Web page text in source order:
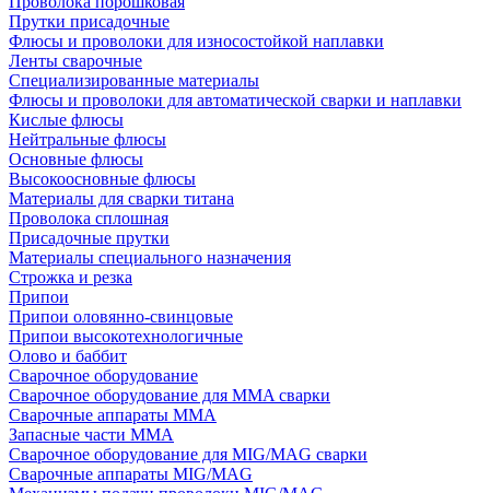
Прутки присадочные
Флюсы и проволоки для износостойкой наплавки
Ленты сварочные
Специализированные материалы
Флюсы и проволоки для автоматической сварки и наплавки
Кислые флюсы
Нейтральные флюсы
Основные флюсы
Высокоосновные флюсы
Материалы для сварки титана
Проволока сплошная
Присадочные прутки
Материалы специального назначения
Строжка и резка
Припои
Припои оловянно-свинцовые
Припои высокотехнологичные
Олово и баббит
Сварочное оборудование
Сварочное оборудование для MMA сварки
Сварочные аппараты MMA
Запасные части MMA
Сварочное оборудование для MIG/MAG сварки
Сварочные аппараты MIG/MAG